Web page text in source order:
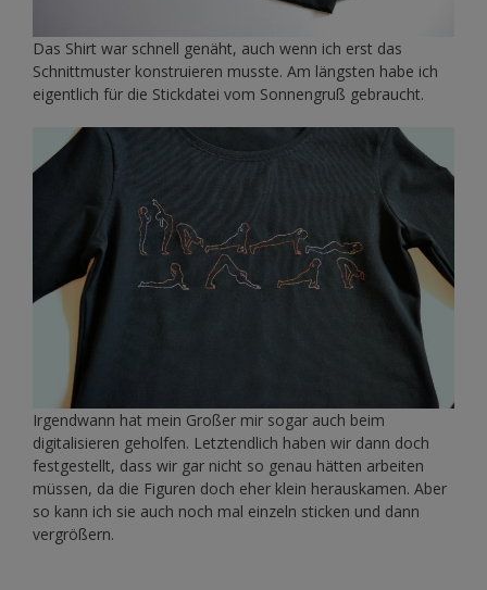
Das Shirt war schnell genäht, auch wenn ich erst das
Schnittmuster konstruieren musste. Am längsten habe ich
eigentlich für die Stickdatei vom Sonnengruß gebraucht.
Irgendwann hat mein Großer mir sogar auch beim
digitalisieren geholfen. Letztendlich haben wir dann doch
festgestellt, dass wir gar nicht so genau hätten arbeiten
müssen, da die Figuren doch eher klein herauskamen. Aber
so kann ich sie auch noch mal einzeln sticken und dann
vergrößern.